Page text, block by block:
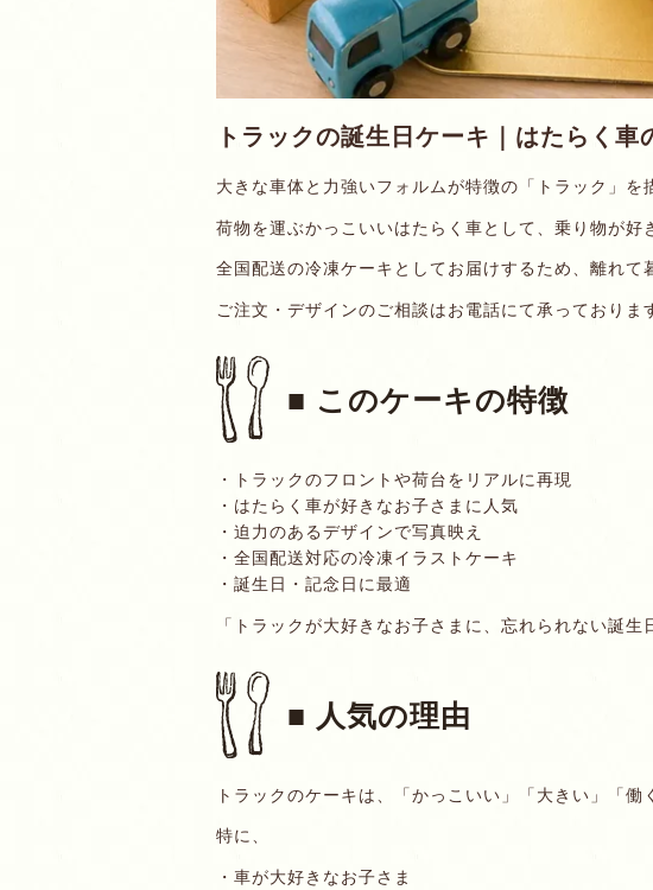
トラックの誕生日ケーキ｜はたらく
大きな車体と力強いフォルムが特徴の「トラック」を
荷物を運ぶかっこいいはたらく車として、乗り物が好
全国配送の冷凍ケーキとしてお届けするため、離れて
ご注文・デザインのご相談はお電話にて承っておりま
■ このケーキの特徴
・トラックのフロントや荷台をリアルに再現
・はたらく車が好きなお子さまに人気
・迫力のあるデザインで写真映え
・全国配送対応の冷凍イラストケーキ
・誕生日・記念日に最適
「トラックが大好きなお子さまに、忘れられない誕生
■ 人気の理由
トラックのケーキは、「かっこいい」「大きい」「働
特に、
・車が大好きなお子さま